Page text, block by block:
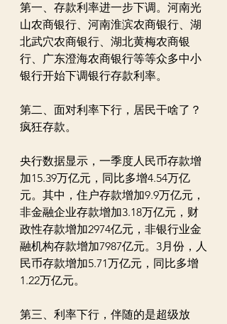
第一、存款利率进一步下调。河南光
山农商银行、河南淮滨农商银行、湖
北武穴农商银行、湖北黄梅农商银
行、广东澄海农商银行等等众多中小
银行开始下调银行存款利率。
第二、面对利率下行，居民干啥了？
疯狂存款。
央行数据显示，一季度人民币存款增
加15.39万亿元，同比多增4.54万亿
元。其中，住户存款增加9.9万亿元，
非金融企业存款增加3.18万亿元，财
政性存款增加2974亿元，非银行业金
融机构存款增加7987亿元。3月份，人
民币存款增加5.71万亿元，同比多增
1.22万亿元。
第三、利率下行，伴随的是超级放